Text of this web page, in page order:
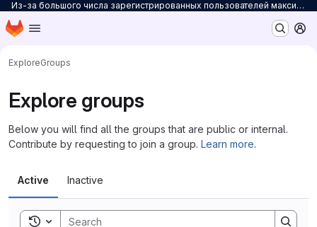
Из-за большого числа зарегистрированных пользователей максимальное количество персональных проектов ограничено до 3. Для снятия ограничений на количество проектов заполните
Skip to main content
Homepage
ExploreGroups
Explore groups
Below you will find all the groups that are public or internal.
Contribute by requesting to join a group. Learn more.
Active Inactive
Toggle search history